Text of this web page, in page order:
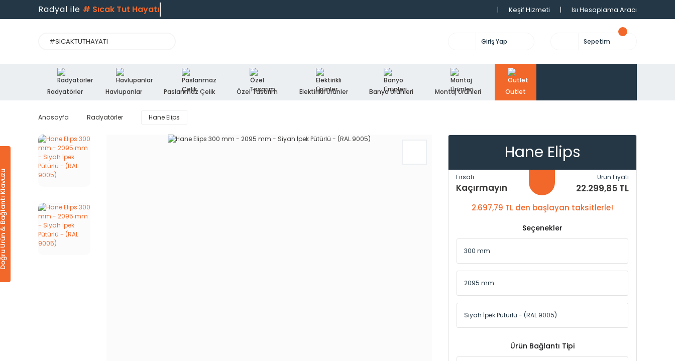
Radyal ile # Sıcak Tut Hayatı | Keşif Hizmeti | Isı Hesaplama Aracı
Giriş Yap Sepetim
Radyatörler Havlupanlar Paslanmaz Çelik Özel Tasarım Elektirikli Ürünler Banyo Ürünleri Montaj Ürünleri Outlet
Klavuzu
Anasayfa Radyatörler Hane Elips
Hane Elips
Fırsatı
Kaçırmayın
Ürün Fiyatı
22.299,85 TL
2.697,79 TL den başlayan taksitlerle!
Seçenekler
Ürün Bağlantı Tipi